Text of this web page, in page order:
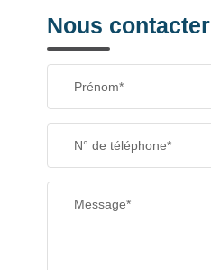
Nous contacter
Prénom*
N° de téléphone*
Message*